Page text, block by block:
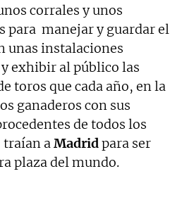
corrales y unos
para manejar y guardar el
unas instalaciones
exhibir al público las
toros que cada año, en la
ganaderos con sus
de todos los
traían aMadridpara ser
plaza del mundo.